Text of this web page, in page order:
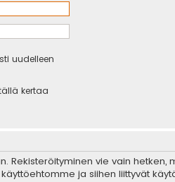
uudelleen
kertaa
Rekisteröityminen vie vain
ja siihen liittyvät